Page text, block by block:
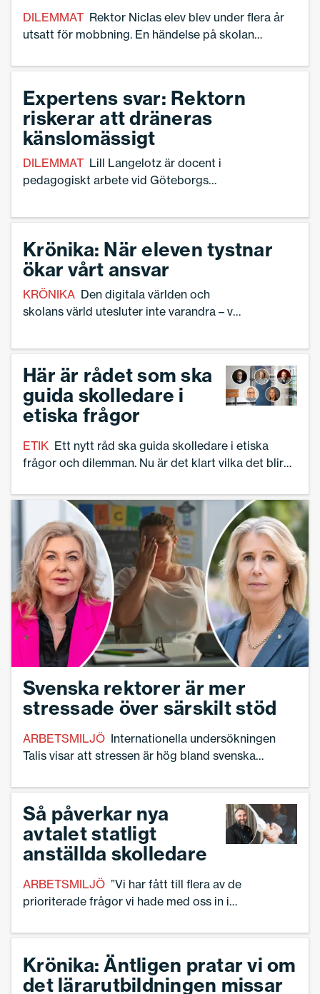
DILEMMAT Rektor Niclas elev blev under flera år
utsatt för mobbning. En händelse på skolan
dödshot mot en av förövarna – och polisanmäldes.
ställer sig nu frågan: var går gränsen för rektorns
personliga engagemang?
Expertens svar: Rektorn
riskerar att dräneras
känslomässigt
DILEMMAT Lill Langelotz är docent i
pedagogiskt arbete vid Göteborgs
emotionsarbete. Hon ser en risk att
sin omsorg om en elev och hans familj.
Krönika: När eleven tystnar
ökar vårt ansvar
KRÖNIKA Den digitala världen och
skolans värld utesluter inte varandra – vi
skriver Daria Ramzi, skolledare i
Här är rådet som ska
guida skolledare i
etiska frågor
ETIK Ett nytt råd ska guida skolledare i etiska
frågor och dilemman. Nu är det klart vilka det blir
Svenska rektorer är mer
stressade över särskilt stöd
ARBETSMILJÖ Internationella undersökningen
Talis visar att stressen är hög bland svenska
Så påverkar nya
avtalet statligt
anställda skolledare
ARBETSMILJÖ ”Vi har fått till flera av de
prioriterade frågor vi hade med oss in i
chefsförhandlare vid Sveriges Skolledare.
Krönika: Äntligen pratar vi om
det lärarutbildningen missar